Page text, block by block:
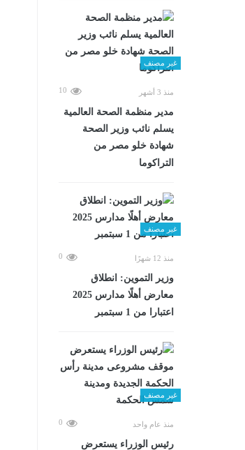
غير مصنف
منذ 3 أشهر 10
مدير منظمة الصحة العالمية
يسلم نائب وزير الصحة
شهادة خلو مصر من
التراكوما
غير مصنف
منذ 12 شهرًا 0
وزير التموين: انطلاق
معارض أهلًا مدارس 2025
اعتبارا من 1 سبتمبر
غير مصنف
منذ عام واحد 0
رئيس الوزراء يستعرض